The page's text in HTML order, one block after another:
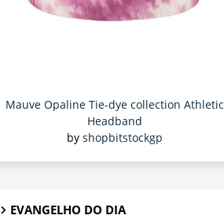
Mauve Opaline Tie-dye collection Athletic
Headband
by shopbitstockgp
EVANGELHO DO DIA